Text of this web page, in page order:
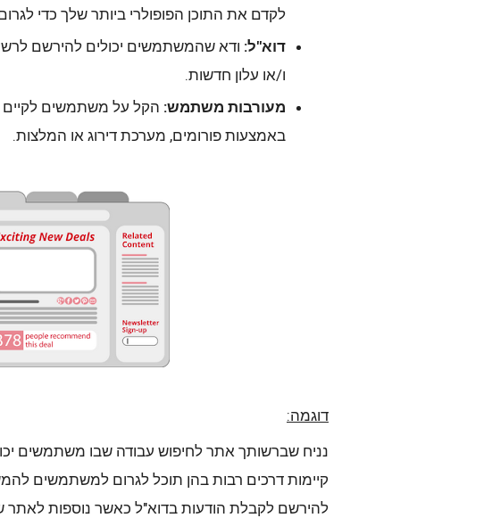
לקדם את התוכן הפופולרי ביותר שלך כדי
דוא"ל: ודא שהמשתמשים יכולים להירשם
ו/או עלון חדשות.
מעורבות משתמש: הקל על משתמשים לקיים
באמצעות פורומים, מערכת דירוג או המלצות.
דוגמה:
נניח שברשותך אתר לחיפוש עבודה שבו משתמשים
קיימות דרכים רבות בהן תוכל לגרום למשתמשים
להירשם לקבלת הודעות בדוא"ל כאשר נוספות